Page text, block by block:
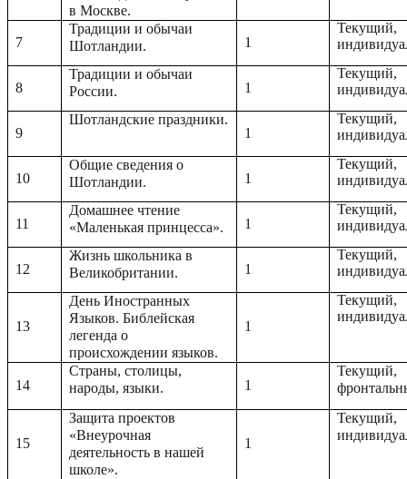
в Москве.
7
Традиции и обычаи
Шотландии.
1
Текущий,
8
Традиции и обычаи
России.
1
Текущий,
9
Шотландские праздники.
1
Текущий,
10
Общие сведения о
Шотландии.
1
Текущий,
11
Домашнее чтение
«Маленькая принцесса».
1
Текущий,
12
Жизнь школьника в
Великобритании.
1
Текущий,
13
День Иностранных
Языков. Библейская
легенда о
происхождении языков.
1
Текущий,
14
Страны, столицы,
народы, языки.
1
Текущий,
15
Защита проектов
«Внеурочная
деятельность в нашей
школе».
1
Текущий,